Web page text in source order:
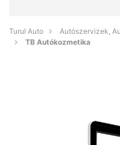
Turul Auto
Autószervizek,
TB Autókozmetika